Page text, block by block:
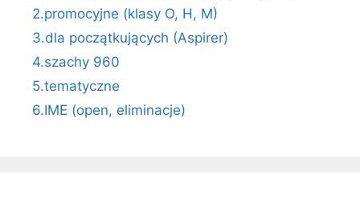
2.promocyjne (klasy O, H, M)
3.dla początkujących (Aspirer)
4.szachy 960
5.tematyczne
6.IME (open, eliminacje)